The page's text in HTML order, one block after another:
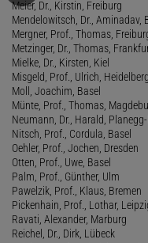
Meier, Dr., Kirstin, Freiburg
Mendelowitsch, Dr., Aminadav,
Mergner, Prof., Thomas,
Metzinger, Dr., Thomas,
Mielke, Dr., Kirsten, Kiel
Misgeld, Prof., Ulrich, Heidelberg
Moll, Joachim, Basel
Münte, Prof., Thomas,
Neumann, Dr., Harald,
Nitsch, Prof., Cordula, Basel
Oehler, Prof., Jochen, Dresden
Otten, Prof., Uwe, Basel
Palm, Prof., Günther, Ulm
Pawelzik, Prof., Klaus, Bremen
Pickenhain, Prof., Lothar,
Ravati, Alexander, Marburg
Reichel, Dr., Dirk, Lübeck